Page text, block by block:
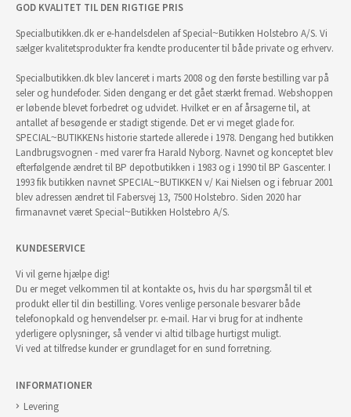
GOD KVALITET TIL DEN RIGTIGE PRIS
Specialbutikken.dk er e-handelsdelen af Special~Butikken Holstebro A/S. Vi
sælger kvalitetsprodukter fra kendte producenter til både private og erhverv.
Specialbutikken.dk blev lanceret i marts 2008 og den første bestilling var på
seler og hundefoder. Siden dengang er det gået stærkt fremad. Webshoppen
er løbende blevet forbedret og udvidet. Hvilket er en af årsagerne til, at
antallet af besøgende er stadigt stigende. Det er vi meget glade for.
SPECIAL~BUTIKKENs historie startede allerede i 1978. Dengang hed butikken
Landbrugsvognen - med varer fra Harald Nyborg. Navnet og konceptet blev
efterfølgende ændret til BP depotbutikken i 1983 og i 1990 til BP Gascenter. I
1993 fik butikken navnet SPECIAL~BUTIKKEN v/ Kai Nielsen og i februar 2001
blev adressen ændret til Fabersvej 13, 7500 Holstebro. Siden 2020 har
firmanavnet været Special~Butikken Holstebro A/S.
KUNDESERVICE
Vi vil gerne hjælpe dig!
Du er meget velkommen til at kontakte os, hvis du har spørgsmål til et
produkt eller til din bestilling. Vores venlige personale besvarer både
telefonopkald og henvendelser pr. e-mail. Har vi brug for at indhente
yderligere oplysninger, så vender vi altid tilbage hurtigst muligt.
Vi ved at tilfredse kunder er grundlaget for en sund forretning.
INFORMATIONER
Levering